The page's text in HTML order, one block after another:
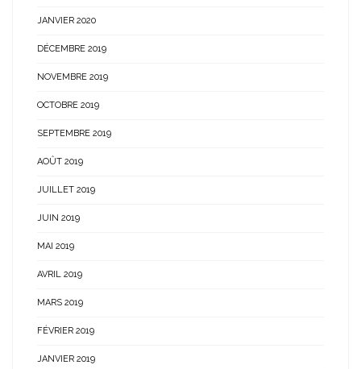
JANVIER 2020
DÉCEMBRE 2019
NOVEMBRE 2019
OCTOBRE 2019
SEPTEMBRE 2019
AOÛT 2019
JUILLET 2019
JUIN 2019
MAI 2019
AVRIL 2019
MARS 2019
FÉVRIER 2019
JANVIER 2019